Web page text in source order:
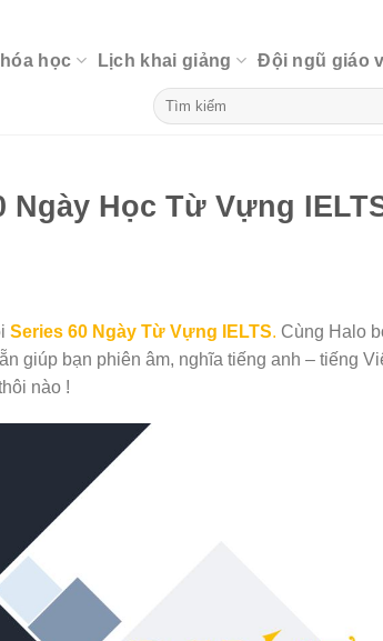
học Lịch khai giảng Đội ngũ giáo
Ngày Học Từ Vựng
Series 60 Ngày Từ Vựng IELTS. Cùng Halo
giúp bạn phiên âm, nghĩa tiếng anh – tiếng
nào !